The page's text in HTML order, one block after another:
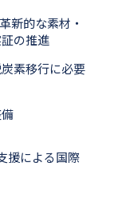
新的な素材・
の推進
素移行に必要
援による国際